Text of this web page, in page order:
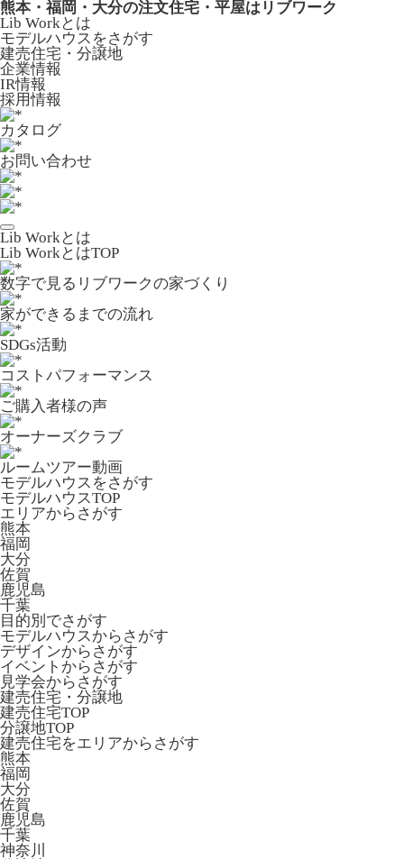
熊本・福岡・大分の注文住宅・平屋はリブワーク
Lib Workとは
モデルハウスをさがす
建売住宅・分譲地
企業情報
IR情報
採用情報
カタログ
お問い合わせ
Lib Workとは
Lib WorkとはTOP
数字で⾒るリブワークの家づくり
家ができるまでの流れ
SDGs活動
コストパフォーマンス
ご購入者様の声
オーナーズクラブ
ルームツアー動画
モデルハウスをさがす
モデルハウスTOP
エリアからさがす
熊本
福岡
大分
佐賀
鹿児島
千葉
目的別でさがす
モデルハウスからさがす
デザインからさがす
イベントからさがす
見学会からさがす
建売住宅・分譲地
建売住宅TOP
分譲地TOP
建売住宅をエリアからさがす
熊本
福岡
大分
佐賀
鹿児島
千葉
神奈川